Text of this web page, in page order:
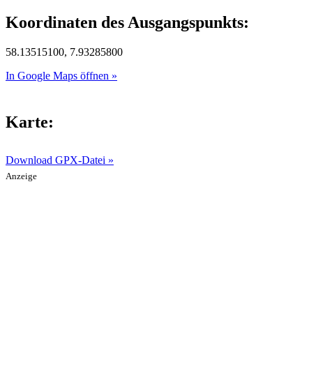
Koordinaten des Ausgangspunkts:
58.13515100, 7.93285800
In Google Maps öffnen »
Karte:
Download GPX-Datei »
Anzeige